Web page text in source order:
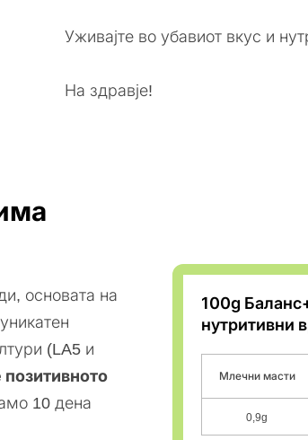
Уживајте во убавиот вкус и
На здравје!
основата на
(LA5 и
10 дена
100g
нутритивни
Млечни масти
0,9g